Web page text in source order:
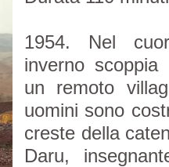
1954. Nel
inverno
un remoto
uomini sono
creste della
Daru,